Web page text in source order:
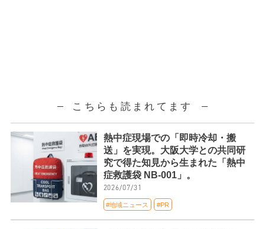
こちらも読まれてます
熱中症現場での「即時冷却・搬
送」を実現。大阪大学との共同研
究で得た知見から生まれた「熱中
症救護袋 NB-001」。
2026/07/31
#地域ニュース #PR